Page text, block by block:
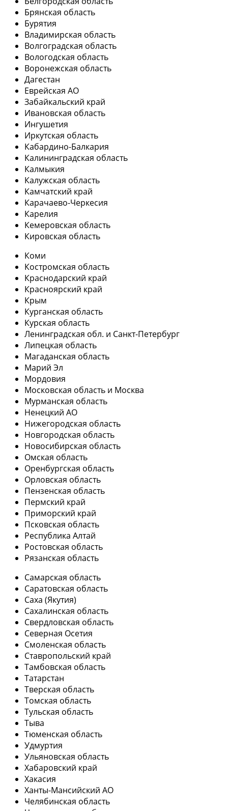
Брянская область
Бурятия
Владимирская область
Волгоградская область
Вологодская область
Воронежская область
Дагестан
Еврейская АО
Забайкальский край
Ивановская область
Ингушетия
Иркутская область
Кабардино-Балкария
Калининградская область
Калмыкия
Калужская область
Камчатский край
Карачаево-Черкесия
Карелия
Кемеровская область
Кировская область
Коми
Костромская область
Краснодарский край
Красноярский край
Крым
Курганская область
Курская область
Ленинградская обл. и Санкт-Петербург
Липецкая область
Магаданская область
Марий Эл
Мордовия
Московская область и Москва
Мурманская область
Ненецкий АО
Нижегородская область
Новгородская область
Новосибирская область
Омская область
Оренбургская область
Орловская область
Пензенская область
Пермский край
Приморский край
Псковская область
Республика Алтай
Ростовская область
Рязанская область
Самарская область
Саратовская область
Саха (Якутия)
Сахалинская область
Свердловская область
Северная Осетия
Смоленская область
Ставропольский край
Тамбовская область
Татарстан
Тверская область
Томская область
Тульская область
Тыва
Тюменская область
Удмуртия
Ульяновская область
Хабаровский край
Хакасия
Ханты-Мансийский АО
Челябинская область